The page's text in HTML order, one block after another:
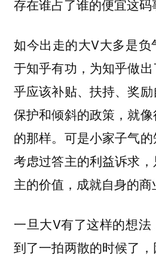
存在谁占了谁的便宜这码
如今出走的大V大多是负
于知乎有功，为知乎做
乎应该补贴、扶持、奖
保护和倾斜的政策，就
的那样。可是小家子气
考虑过答主的利益诉求
主的价值，成就自身的商
一旦大V有了这样的想
到了一拍两散的时候了